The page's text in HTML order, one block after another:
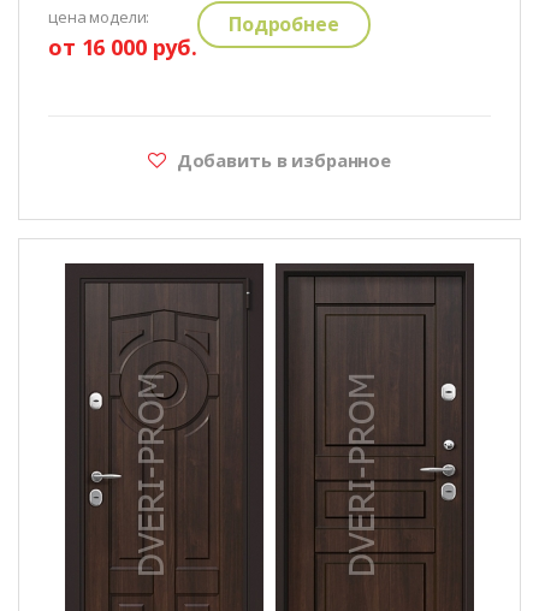
цена модели:
от 16 000 руб.
Подробнее
Добавить в избранное